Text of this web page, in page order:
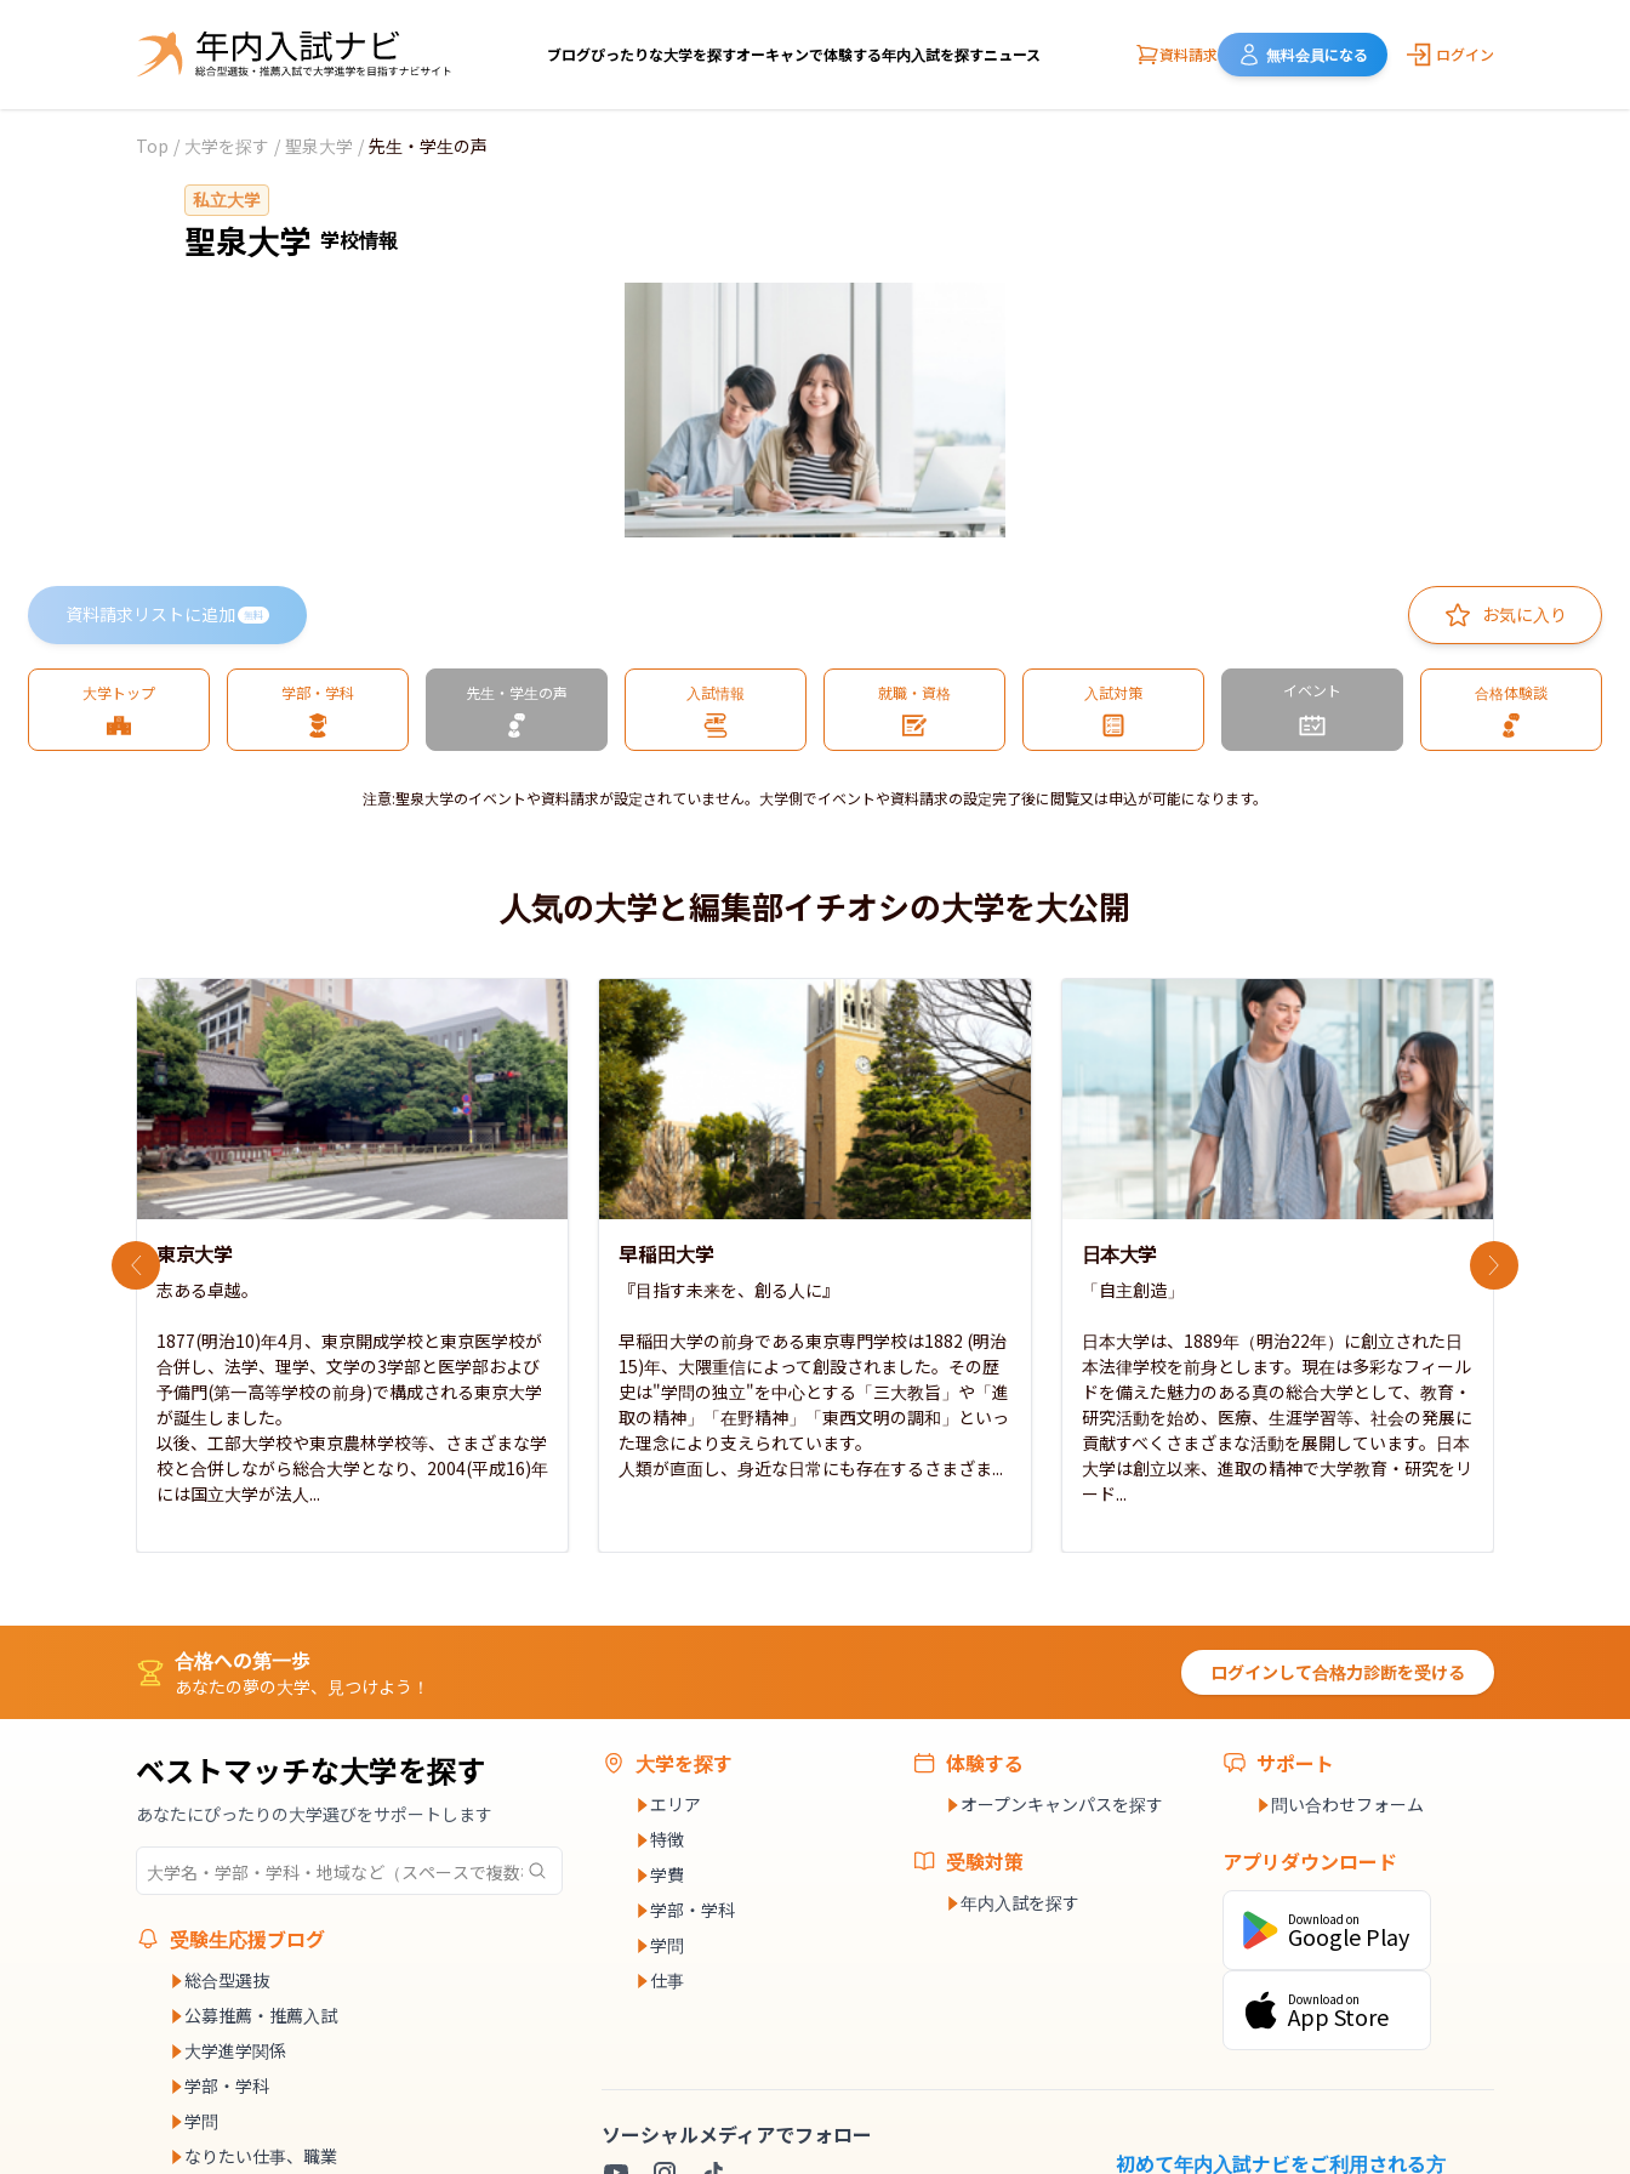
ブログぴったりな大学を探すオーキャンで体験する年内入試を探すニュース 資料請求 無料会員になる ログイン
Top / 大学を探す / 聖泉大学 / 先生・学生の声
私立大学
聖泉大学 学校情報
資料請求リストに追加 無料 お気に入り
大学トップ 学部・学科 先生・学生の声 入試情報 就職・資格 入試対策 イベント 合格体験談
注意:聖泉大学のイベントや資料請求が設定されていません。大学側でイベントや資料請求の設定完了後に閲覧又は申込が可能になります。
人気の大学と編集部イチオシの大学を大公開
東京大学
志ある卓越。
1877(明治10)年4月、東京開成学校と東京医学校が
合併し、法学、理学、文学の3学部と医学部および
予備門(第一高等学校の前身)で構成される東京大学
が誕生しました。
以後、工部大学校や東京農林学校等、さまざまな学
校と合併しながら総合大学となり、2004(平成16)年
には国立大学が法人...
早稲田大学
『目指す未来を、創る人に』
早稲田大学の前身である東京専門学校は1882 (明治
15)年、大隈重信によって創設されました。その歴
史は"学問の独立"を中心とする「三大教旨」や「進
取の精神」「在野精神」「東西文明の調和」といっ
た理念により支えられています。
人類が直面し、身近な日常にも存在するさまざま...
日本大学
「自主創造」
日本大学は、1889年（明治22年）に創立された日
本法律学校を前身とします。現在は多彩なフィール
ドを備えた魅力のある真の総合大学として、教育・
研究活動を始め、医療、生涯学習等、社会の発展に
貢献すべくさまざまな活動を展開しています。日本
大学は創立以来、進取の精神で大学教育・研究をリ
ード...
前のスライド 次のスライド
合格への第一歩
あなたの夢の大学、見つけよう！
ログインして合格力診断を受ける
ベストマッチな大学を探す
あなたにぴったりの大学選びをサポートします
受験生応援ブログ
総合型選抜
公募推薦・推薦入試
大学進学関係
学部・学科
学問
なりたい仕事、職業
大学を探す
エリア
特徴
学費
学部・学科
学問
仕事
体験する
オープンキャンパスを探す
受験対策
年内入試を探す
サポート
問い合わせフォーム
アプリダウンロード
Download on
Google Play
Download on
App Store
ソーシャルメディアでフォロー
初めて年内入試ナビをご利用される方